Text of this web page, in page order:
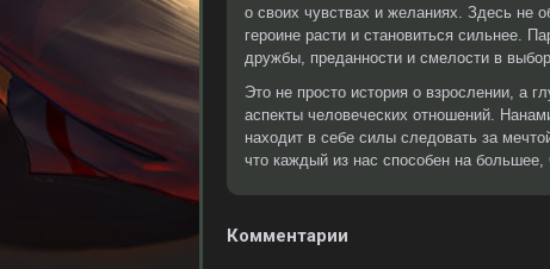
о своих чувствах и желаниях. Здесь не
героине расти и становиться сильнее.
дружбы, преданности и смелости в
Это не просто история о взрослении, а
аспекты человеческих отношений.
находит в себе силы следовать за
что каждый из нас способен на
Комментарии